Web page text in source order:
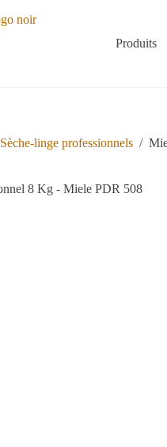
Produits
Sèche-linge professionnels /